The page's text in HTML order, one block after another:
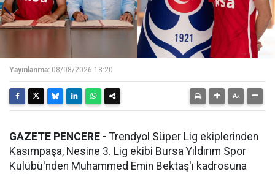
Yayınlanma: 08/08/2026 18:20
GAZETE PENCERE - Trendyol Süper Lig ekiplerinden
Kasımpaşa, Nesine 3. Lig ekibi Bursa Yıldırım Spor
Kulübü'nden Muhammed Emin Bektaş'ı kadrosuna